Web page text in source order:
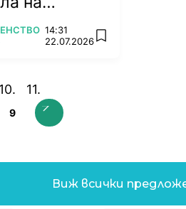
14:31
22.07.2026 add favorites
9
Виж всички